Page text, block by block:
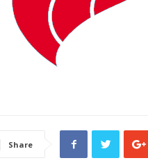
Share